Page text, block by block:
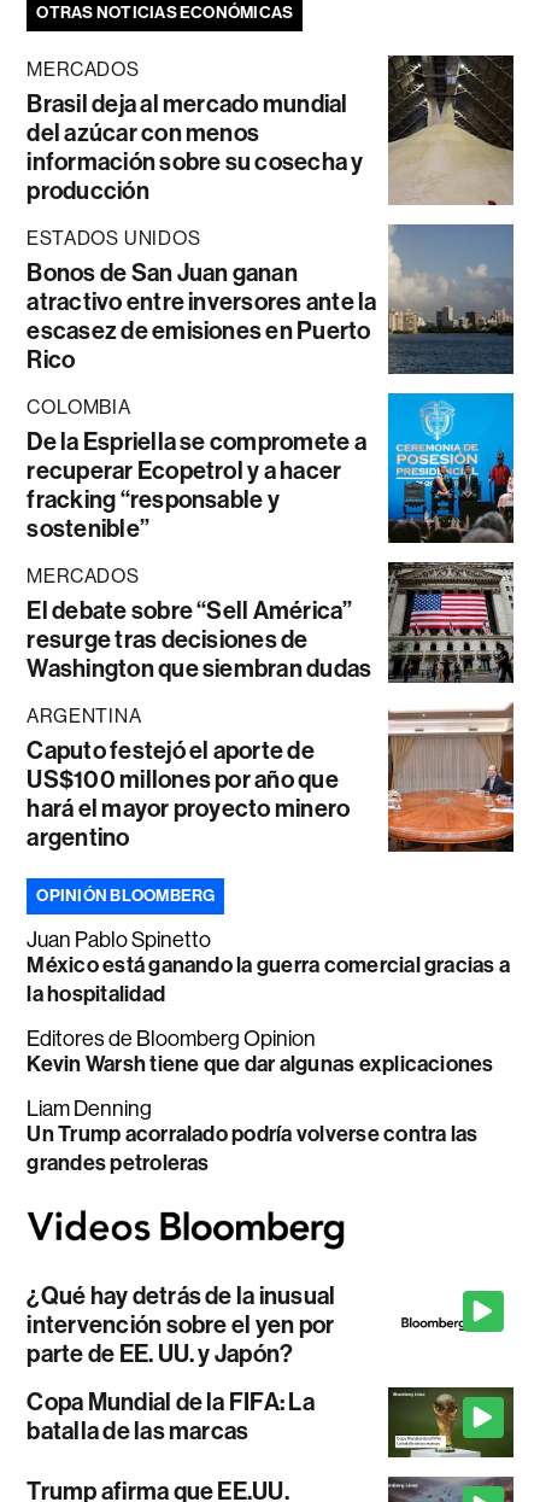
OTRAS NOTICIAS ECONÓMICAS
MERCADOS
Brasil deja al mercado mundial
del azúcar con menos
información sobre su cosecha y
producción
ESTADOS UNIDOS
Bonos de San Juan ganan
atractivo entre inversores ante la
escasez de emisiones en Puerto
Rico
COLOMBIA
De la Espriella se compromete a
recuperar Ecopetrol y a hacer
fracking “responsable y
sostenible”
MERCADOS
El debate sobre “Sell América”
resurge tras decisiones de
Washington que siembran dudas
ARGENTINA
Caputo festejó el aporte de
US$100 millones por año que
hará el mayor proyecto minero
argentino
OPINIÓN BLOOMBERG
Juan Pablo Spinetto
México está ganando la guerra comercial gracias a
la hospitalidad
Editores de Bloomberg Opinion
Kevin Warsh tiene que dar algunas explicaciones
Liam Denning
Un Trump acorralado podría volverse contra las
grandes petroleras
¿Qué hay detrás de la inusual
intervención sobre el yen por
parte de EE. UU. y Japón?
Copa Mundial de la FIFA: La
batalla de las marcas
Trump afirma que EE.UU.